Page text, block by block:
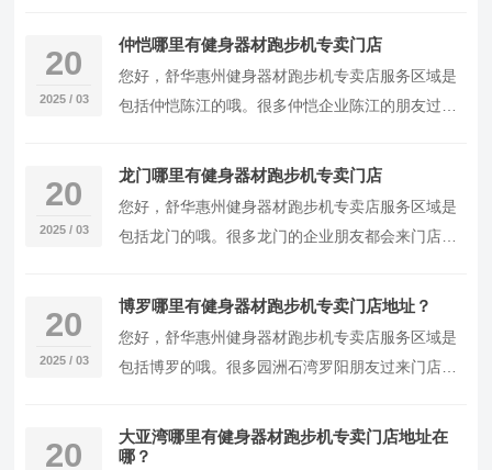
个问...
20
2025 / 03
仲恺哪里有健身器材跑步机专卖门店
您好，舒华惠州健身器材跑步机专卖店服务区域是
包括仲恺陈江的哦。很多仲恺企业陈江的朋友过来
也可以直...
20
2025 / 03
龙门哪里有健身器材跑步机专卖门店
您好，舒华惠州健身器材跑步机专卖店服务区域是
包括龙门的哦。很多龙门的企业朋友都会来门店购
以直接联...
20
2025 / 03
博罗哪里有健身器材跑步机专卖门店地址？
您好，舒华惠州健身器材跑步机专卖店服务区域是
包括博罗的哦。很多园洲石湾罗阳朋友过来门店购
直接联系...
20
大亚湾哪里有健身器材跑步机专卖门店地址在
哪？